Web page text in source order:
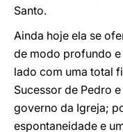
Santo.
Ainda hoje ela se
de modo profundo
lado com uma total
Sucessor de Pedro
governo da Igreja;
espontaneidade e